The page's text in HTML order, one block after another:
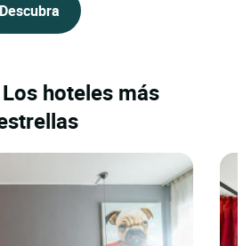
Descubra
hoteles más